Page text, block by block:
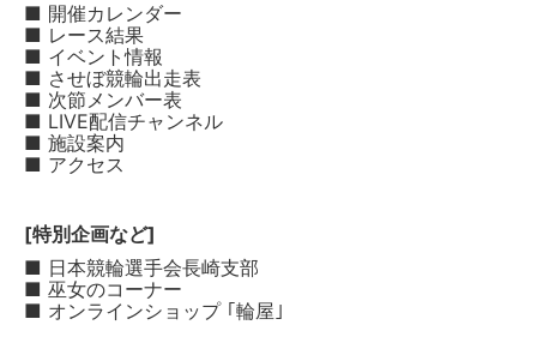
■ 開催カレンダー
■ レース結果
■ イベント情報
■ させぼ競輪出走表
■ 次節メンバー表
■ LIVE配信チャンネル
■ 施設案内
■ アクセス
[特別企画など]
■ 日本競輪選手会長崎支部
■ 巫女のコーナー
■ オンラインショップ ｢輪屋｣